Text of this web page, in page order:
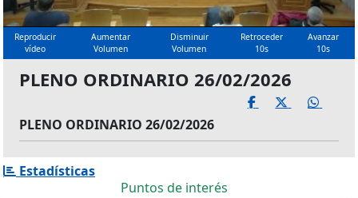
Reproducir
vídeo
Aumentar
Volumen
Disminuir
Volumen
Retroceder
10s
Avanzar
10s
PLENO ORDINARIO 26/02/2026
PLENO ORDINARIO 26/02/2026
Estadísticas
Puntos de interés